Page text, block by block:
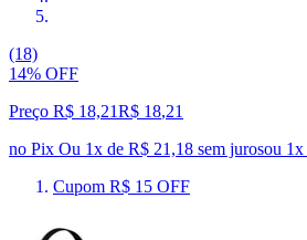
(18)
14% OFF
Preço R$ 18,21R$ 18,21
no Pix Ou 1x de R$ 21,18 sem jurosou 1x
Cupom R$ 15 OFF